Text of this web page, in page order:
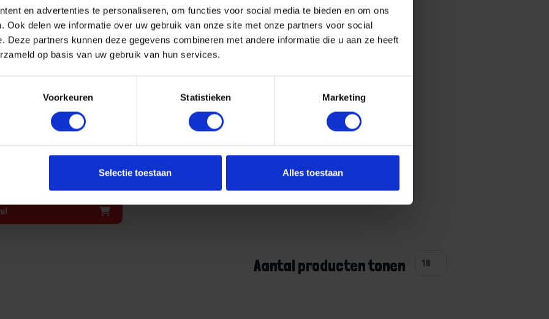
en advertenties te personaliseren, om functies voor social media te bieden en om ons
Ook delen we informatie over uw gebruik van onze site met onze partners voor social
Deze partners kunnen deze gegevens combineren met andere informatie die u aan ze heeft
op basis van uw gebruik van hun services.
Voorkeuren Statistieken Marketing
Selectie toestaan Alles toestaan
DIN7965A ZW M6X15MM
levertijd 1 tot meerdere
merk: 57965AZW06015
+
Aantal producten tonen